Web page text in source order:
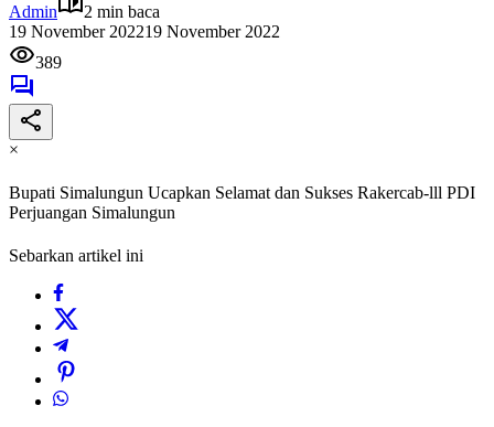
Admin
2 min baca
19 November 202219 November 2022
389
×
Bupati Simalungun Ucapkan Selamat dan Sukses Rakercab-lll PDI
Perjuangan Simalungun
Sebarkan artikel ini